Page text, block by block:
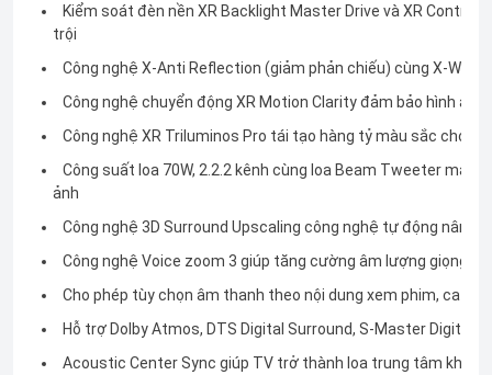
Kiểm soát đèn nền XR Backlight Master Drive và XR
trội
Công nghệ X-Anti Reflection (giảm phản chiếu) cùng X-Wide
Công nghệ chuyển động XR Motion Clarity đảm bảo hình
Công nghệ XR Triluminos Pro tái tạo hàng tỷ màu sắc cho
Công suất loa 70W, 2.2.2 kênh cùng loa Beam Tweeter
ảnh
Công nghệ 3D Surround Upscaling công nghệ tự động nâng
Công nghệ Voice zoom 3 giúp tăng cường âm lượng giọng
Cho phép tùy chọn âm thanh theo nội dung xem phim, ca
Hỗ trợ Dolby Atmos, DTS Digital Surround, S-Master Digital
Acoustic Center Sync giúp TV trở thành loa trung tâm khi